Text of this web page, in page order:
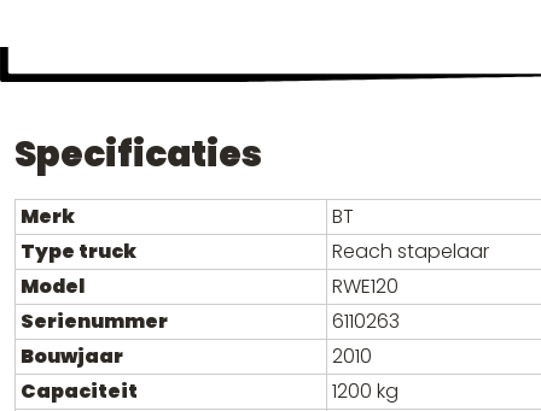
Specificaties
Merk
BT
Type truck
Reach stapelaar
Model
RWE120
Serienummer
6110263
Bouwjaar
2010
Capaciteit
1200 kg